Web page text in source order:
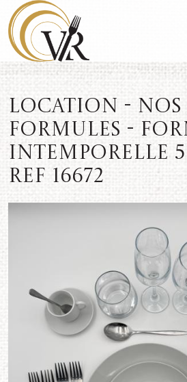
Location - Nos
formules -
Intemporelle 5
REF 16672